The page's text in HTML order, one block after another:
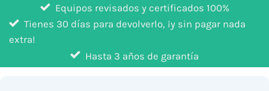
Equipos revisados y certificados 100%
Tienes 30 días para devolverlo, ¡y sin pagar nada
extra!
Hasta 3 años de garantía